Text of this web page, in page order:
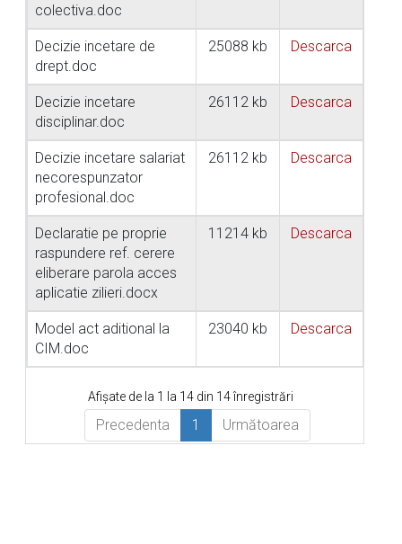
colectiva.doc
Decizie incetare de
drept.doc
25088 kb Descarca
Decizie incetare
disciplinar.doc
26112 kb Descarca
Decizie incetare salariat
necorespunzator
profesional.doc
26112 kb Descarca
Declaratie pe proprie
raspundere ref. cerere
eliberare parola acces
aplicatie zilieri.docx
11214 kb Descarca
Model act aditional la
CIM.doc
23040 kb Descarca
Afișate de la 1 la 14 din 14 înregistrări
Precedenta 1 Următoarea